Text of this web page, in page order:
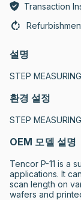
Transaction
설명
STEP
환경 설정
STEP
OEM 모델 설명
Tencor P-11 is a
applications. It
scan length on
wafers and